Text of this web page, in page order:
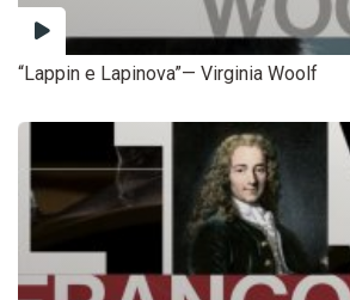
“Lappin e Lapinova”— Virginia Woolf